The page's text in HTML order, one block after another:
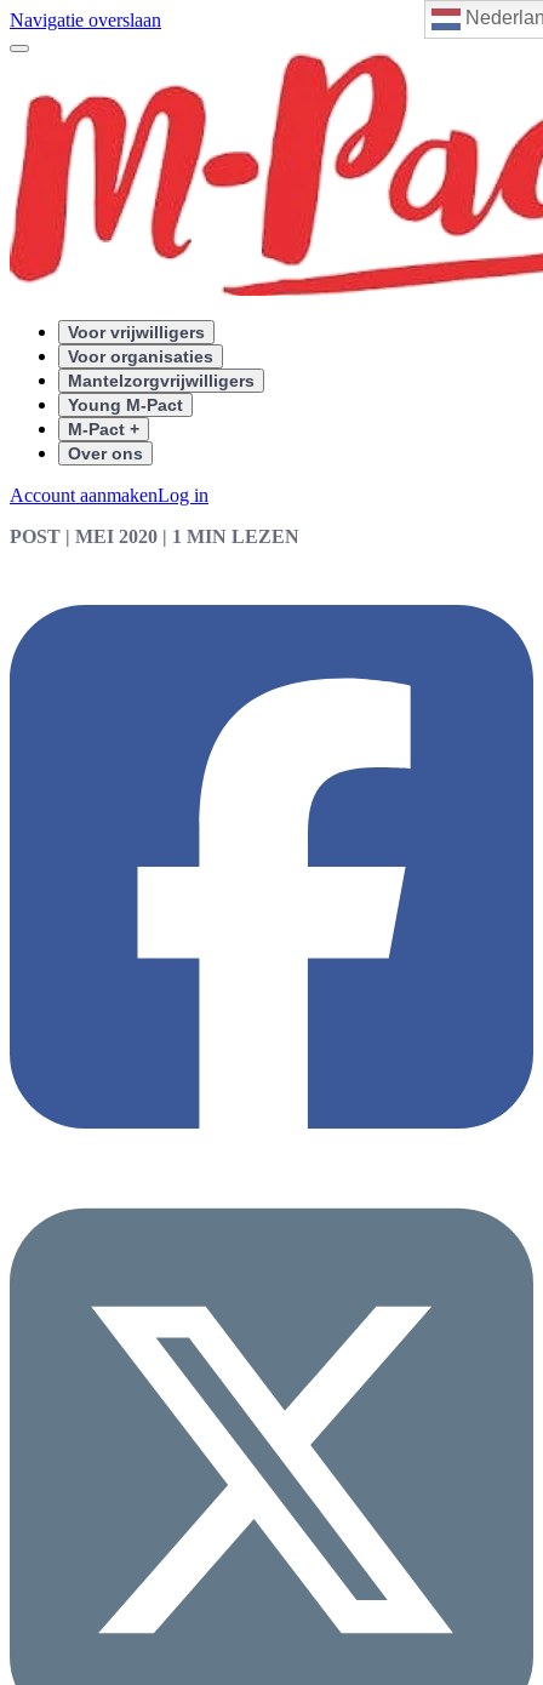
Navigatie overslaan
Voor vrijwilligers
Voor organisaties
Mantelzorgvrijwilligers
Young M-Pact
M-Pact +
Over ons
Account aanmakenLog in
POST | MEI 2020 | 1 MIN LEZEN